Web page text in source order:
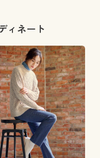
ィネート